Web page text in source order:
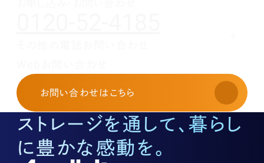
お申し込み・お問い合わせ
03-3526-8568
土地活用に関するお問い合わせ
03-3526-8574
底地に関するお問い合わせ
03-3526-8572
株式に関するお問い合わせ
03-3526-8556
お問い合わせ はこちら
ストレージを通して、暮らし
に豊かな感動を。